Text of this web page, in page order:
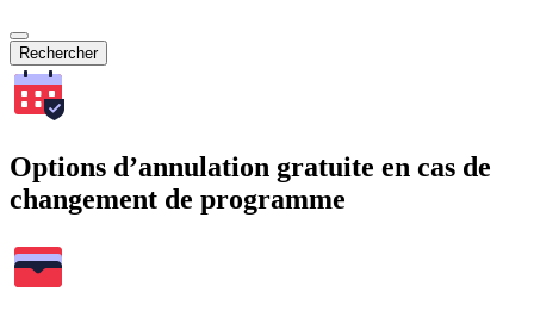
Rechercher
Options d’annulation gratuite en cas de
changement de programme